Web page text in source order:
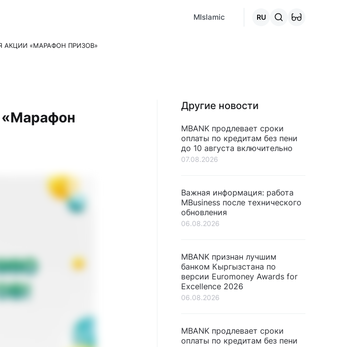
MIslamic RU
«МАРАФОН ПРИЗОВ»
«Марафон
Другие новости
MBANK продлевает сроки
оплаты по кредитам без пени
до 10 августа включительно
07.08.2026
Важная информация: работа
MBusiness после технического
обновления
06.08.2026
MBANK признан лучшим
банком Кыргызстана по
версии Euromoney Awards for
Excellence 2026
06.08.2026
MBANK продлевает сроки
оплаты по кредитам без пени